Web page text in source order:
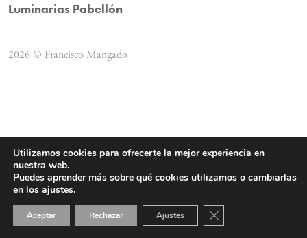
Luminarias Pabellón
2026 © Francisco Mangado
Utilizamos cookies para ofrecerte la mejor experiencia en
nuestra web.
Puedes aprender más sobre qué cookies utilizamos o cambiarlas
en los ajustes.
Aceptar Rechazar Ajustes Cerrar el banner de